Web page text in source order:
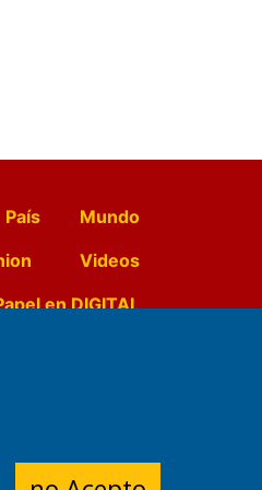
País
Mundo
Videos
en DIGITAL